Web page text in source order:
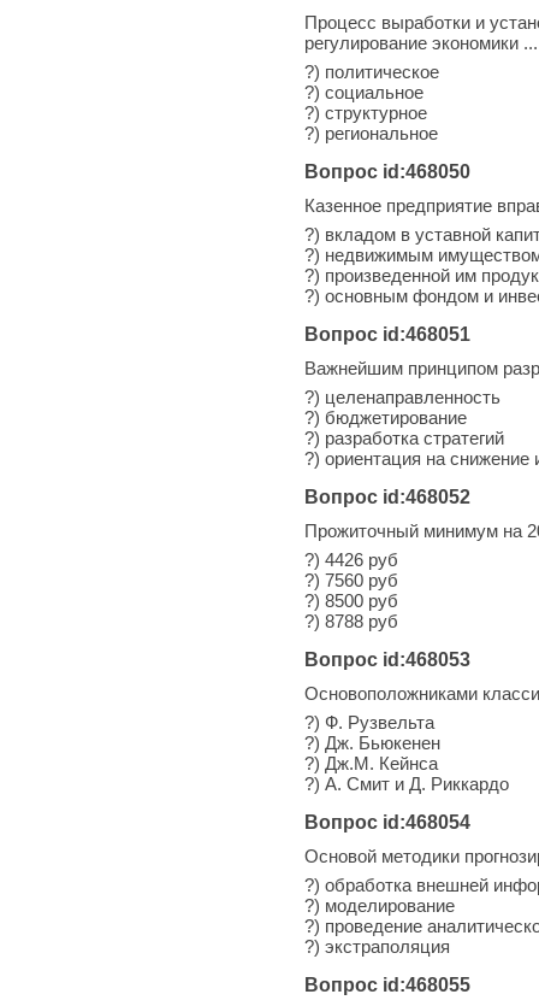
Процесс выработки и
регулирование экономики ...
?) политическое
?) социальное
?) структурное
?) региональное
Вопрос id:468050
Казенное предприятие
?) вкладом в уставной
?) недвижимым
?) произведенной им
?) основным фондом и
Вопрос id:468051
Важнейшим принципом
?) целенаправленность
?) бюджетирование
?) разработка стратегий
?) ориентация на снижение
Вопрос id:468052
Прожиточный минимум на
?) 4426 руб
?) 7560 руб
?) 8500 руб
?) 8788 руб
Вопрос id:468053
Основоположниками
?) Ф. Рузвельта
?) Дж. Бьюкенен
?) Дж.М. Кейнса
?) А. Смит и Д. Риккардо
Вопрос id:468054
Основой методики
?) обработка внешней
?) моделирование
?) проведение
?) экстраполяция
Вопрос id:468055